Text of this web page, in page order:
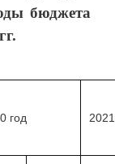
бюджета
год